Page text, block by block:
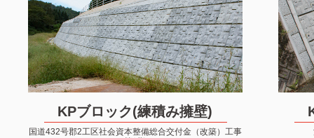
KPブロック(練積み擁壁)
国道432号郡2工区社会資本整備総合交付金（改築）工事